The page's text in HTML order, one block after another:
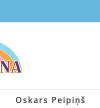
Oskars Peipiņš